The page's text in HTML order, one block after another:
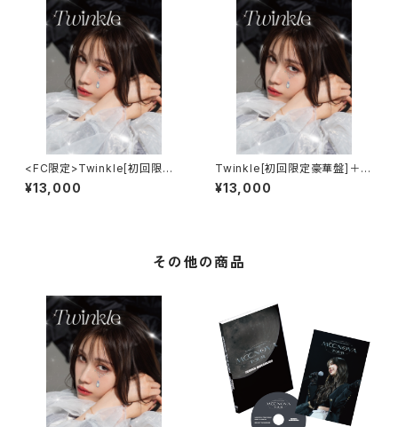
<FC限定>Twinkle[初回限定
豪華盤]＋特典B(Starlight Dre
am)セット
¥13,000
Twinkle[初回限定豪華盤]＋特
典B(Starlight Dream)セット
¥13,000
その他の商品